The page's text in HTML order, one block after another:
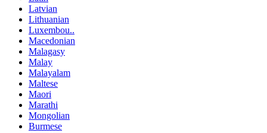
Latvian
Lithuanian
Luxembou..
Macedonian
Malagasy
Malay
Malayalam
Maltese
Maori
Marathi
Mongolian
Burmese